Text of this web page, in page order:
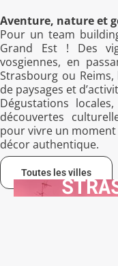
Aventure, nature et
Pour un team
Grand Est ! Des
vosgiennes, en
Strasbourg ou
de paysages et
Dégustations
découvertes
pour vivre un
décor authentique.
Toutes les villes